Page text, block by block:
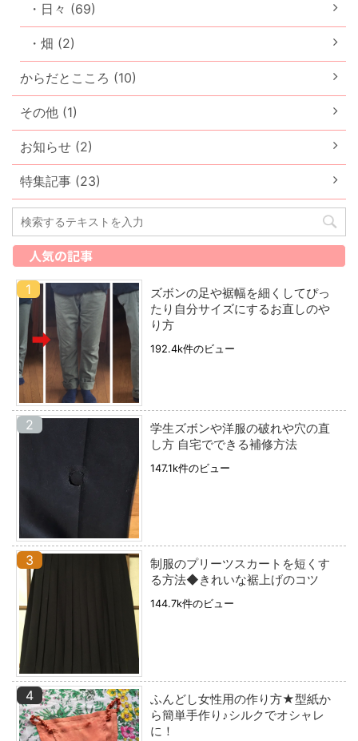
・日々 (69)
・畑 (2)
からだとこころ (10)
その他 (1)
お知らせ (2)
特集記事 (23)
人気の記事
ズボンの足や裾幅を細くしてぴっ
たり自分サイズにするお直しのや
り方
192.4k件のビュー
学生ズボンや洋服の破れや穴の直
し方 自宅でできる補修方法
147.1k件のビュー
制服のプリーツスカートを短くす
る方法◆きれいな裾上げのコツ
144.7k件のビュー
ふんどし女性用の作り方★型紙か
ら簡単手作り♪シルクでオシャレ
に！